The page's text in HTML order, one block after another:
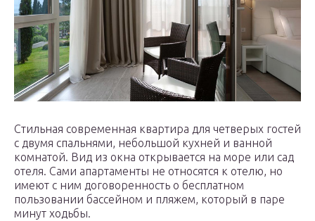
Стильная современная квартира для четверых гостей
с двумя спальнями, небольшой кухней и ванной
комнатой. Вид из окна открывается на море или сад
отеля. Сами апартаменты не относятся к отелю, но
имеют с ним договоренность о бесплатном
пользовании бассейном и пляжем, который в паре
минут ходьбы.